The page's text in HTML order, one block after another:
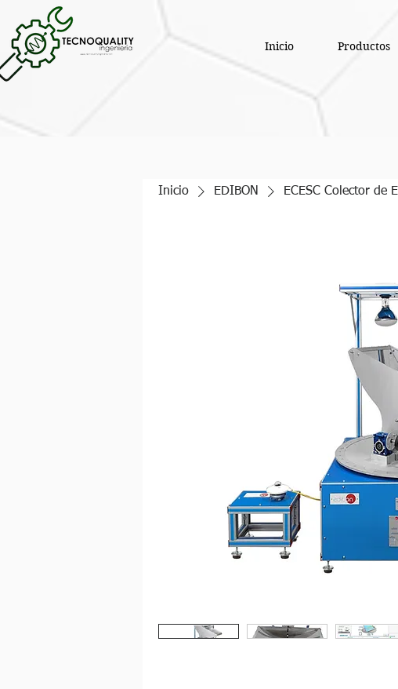
Inicio Productos
Inicio EDIBON ECESC Colector de